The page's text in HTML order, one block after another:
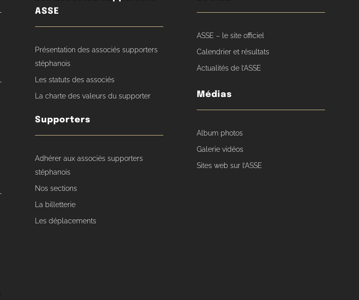
ASSE
Présentation des associés supporters
stéphanois
Les statuts des associés
La charte des valeurs du supporter
Supporters
Adhérer aux associés supporters
stéphanois
Nos sections
La billetterie
Les déplacements
ASSE – le site officiel
Calendrier et résultats
Actualités de l’ASSE
Médias
Album photos
Galerie vidéos
Sites web sur l’ASSE